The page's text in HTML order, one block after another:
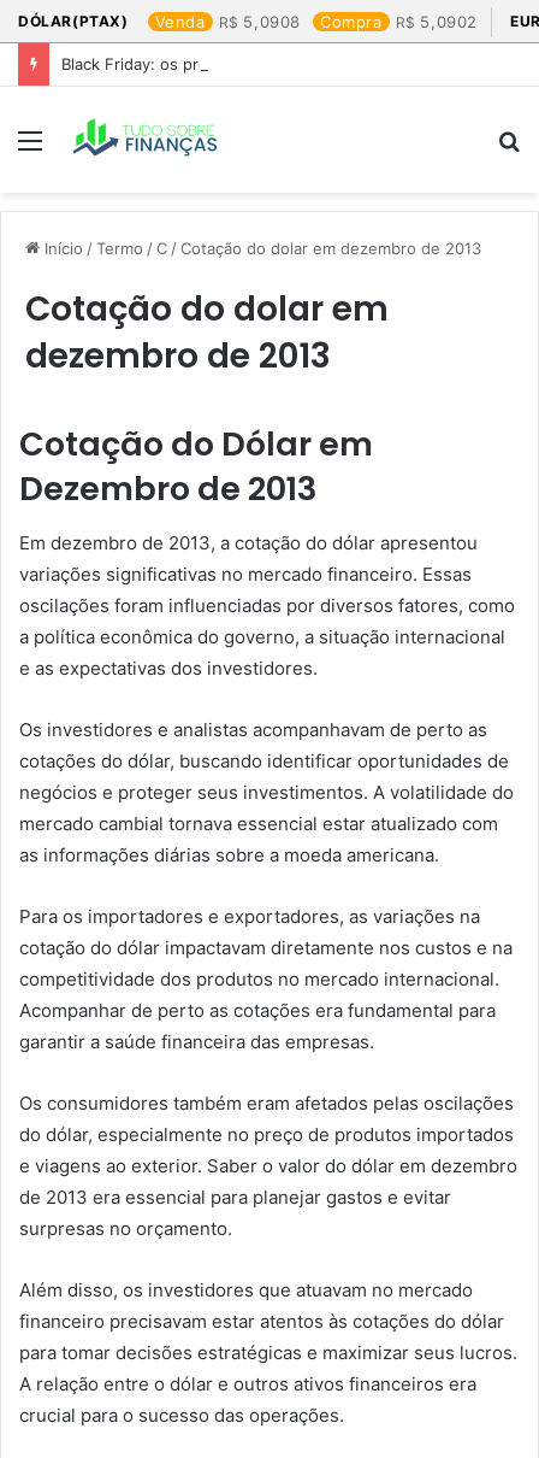
DÓLAR(PTAX) Venda 5,0908 Compra 5,0902
Black Friday: os produtos que mais valem a pena
Menu
Início /Termo /C /Cotação do dolar em dezembro de 2013​
Cotação do dolar em
dezembro de 2013​
Cotação do Dólar em
Dezembro de 2013
Em dezembro de 2013, a cotação do dólar apresentou
variações significativas no mercado financeiro. Essas
oscilações foram influenciadas por diversos fatores, como
a política econômica do governo, a situação internacional
e as expectativas dos investidores.
Os investidores e analistas acompanhavam de perto as
cotações do dólar, buscando identificar oportunidades de
negócios e proteger seus investimentos. A volatilidade do
mercado cambial tornava essencial estar atualizado com
as informações diárias sobre a moeda americana.
Para os importadores e exportadores, as variações na
cotação do dólar impactavam diretamente nos custos e na
competitividade dos produtos no mercado internacional.
Acompanhar de perto as cotações era fundamental para
garantir a saúde financeira das empresas.
Os consumidores também eram afetados pelas oscilações
do dólar, especialmente no preço de produtos importados
e viagens ao exterior. Saber o valor do dólar em dezembro
de 2013 era essencial para planejar gastos e evitar
surpresas no orçamento.
Além disso, os investidores que atuavam no mercado
financeiro precisavam estar atentos às cotações do dólar
para tomar decisões estratégicas e maximizar seus lucros.
A relação entre o dólar e outros ativos financeiros era
crucial para o sucesso das operações.